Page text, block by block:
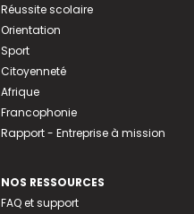
Réussite scolaire
Orientation
Sport
Citoyenneté
Afrique
Francophonie
Rapport - Entreprise à mission
NOS RESSOURCES
FAQ et support